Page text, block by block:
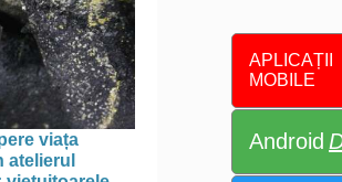
APLICAȚII
MOBILE
Android
viața
atelierul